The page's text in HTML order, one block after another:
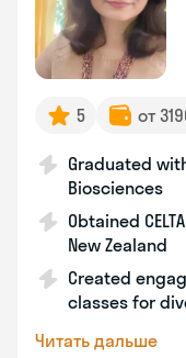
5 от
Graduated
Biosciences
Obtained
New Zealand
Created
classes for
Читать дальше